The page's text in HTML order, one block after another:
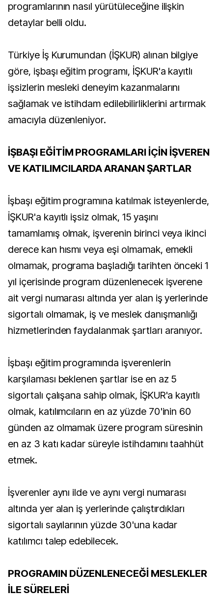
programlarının nasıl yürütüleceğine ilişkin
detaylar belli oldu.
Türkiye İş Kurumundan (İŞKUR) alınan bilgiye
göre, işbaşı eğitim programı, İŞKUR'a kayıtlı
işsizlerin mesleki deneyim kazanmalarını
sağlamak ve istihdam edilebilirliklerini artırmak
amacıyla düzenleniyor.
İŞBAŞI EĞİTİM PROGRAMLARI İÇİN İŞVEREN
VE KATILIMCILARDA ARANAN ŞARTLAR
İşbaşı eğitim programına katılmak isteyenlerde,
İŞKUR'a kayıtlı işsiz olmak, 15 yaşını
tamamlamış olmak, işverenin birinci veya ikinci
derece kan hısmı veya eşi olmamak, emekli
olmamak, programa başladığı tarihten önceki 1
yıl içerisinde program düzenlenecek işverene
ait vergi numarası altında yer alan iş yerlerinde
sigortalı olmamak, iş ve meslek danışmanlığı
hizmetlerinden faydalanmak şartları aranıyor.
İşbaşı eğitim programında işverenlerin
karşılaması beklenen şartlar ise en az 5
sigortalı çalışana sahip olmak, İŞKUR'a kayıtlı
olmak, katılımcıların en az yüzde 70'inin 60
günden az olmamak üzere program süresinin
en az 3 katı kadar süreyle istihdamını taahhüt
etmek.
İşverenler aynı ilde ve aynı vergi numarası
altında yer alan iş yerlerinde çalıştırdıkları
sigortalı sayılarının yüzde 30'una kadar
katılımcı talep edebilecek.
PROGRAMIN DÜZENLENECEĞİ MESLEKLER
İLE SÜRELERİ